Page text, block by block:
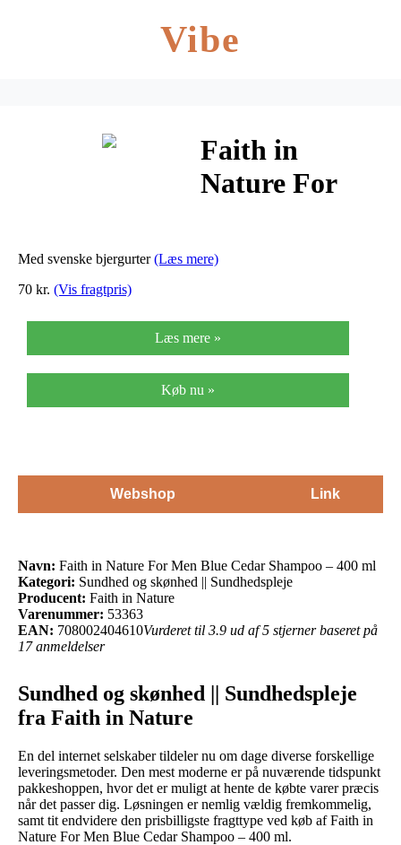
Vibe
Faith in
Nature For
Cedar
400 ml
Med svenske bjergurter(Læs mere)
70 kr. (Vis fragtpris)
Læs mere »
Køb nu »
Webshop Link
Navn: Faith in Nature For Men Blue Cedar Shampoo – 400 ml
Kategori: Sundhed og skønhed || Sundhedspleje
Producent: Faith in Nature
Varenummer: 53363
EAN: 708002404610Vurderet til 3.9 ud af 5 stjerner baseret på
17 anmeldelser
Sundhed og skønhed || Sundhedspleje
fra Faith in Nature
En del internet selskaber tildeler nu om dage diverse forskellige
leveringsmetoder. Den mest moderne er på nuværende tidspunkt
pakkeshoppen, hvor det er muligt at hente de købte varer præcis
når det passer dig. Løsningen er nemlig vældig fremkommelig,
samt tit endvidere den prisbilligste fragttype ved køb af Faith in
Nature For Men Blue Cedar Shampoo – 400 ml.